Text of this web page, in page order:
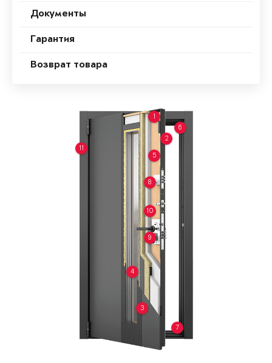
Документы
Гарантия
Возврат товара
1
2
3
4
5
6
7
8
9
10
11